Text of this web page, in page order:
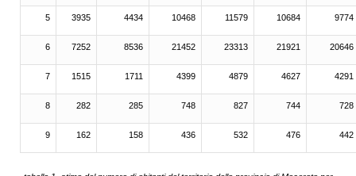
5 3935 4434 10468 11579 10684 9774
6 7252 8536 21452 23313 21921 20646
7 1515 1711 4399 4879 4627 4291
8 282 285 748 827 744 728
9 162 158 436 532 476 442